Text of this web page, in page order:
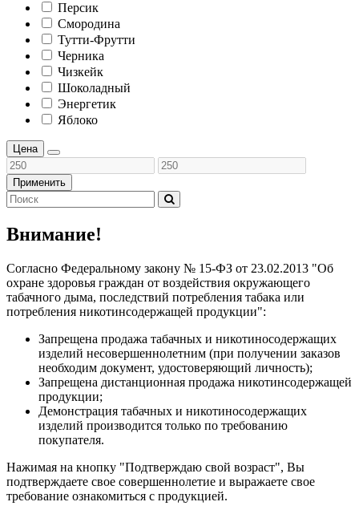
Персик
Смородина
Тутти-Фрутти
Черника
Чизкейк
Шоколадный
Энергетик
Яблоко
Цена
Применить
Внимание!
Согласно Федеральному закону № 15-ФЗ от 23.02.2013 "Об
охране здоровья граждан от воздействия окружающего
табачного дыма, последствий потребления табака или
потребления никотинсодержащей продукции":
Запрещена продажа табачных и никотиносодержащих
изделий несовершеннолетним (при получении заказов
необходим документ, удостоверяющий личность);
Запрещена дистанционная продажа никотинсодержащей
продукции;
Демонстрация табачных и никотиносодержащих
изделий производится только по требованию
покупателя.
Нажимая на кнопку "Подтверждаю свой возраст", Вы
подтверждаете свое совершеннолетие и выражаете свое
требование ознакомиться с продукцией.